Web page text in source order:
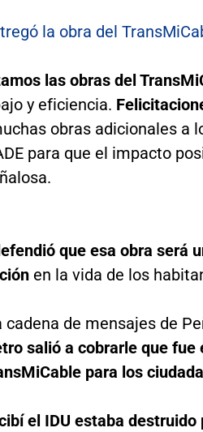
la obra del
las obras del
y eficiencia.
obras adicionales a
para que el impacto
que esa obra será
en la vida de los
cadena de mensajes de
salió a cobrarle que fue
para los
el IDU estaba